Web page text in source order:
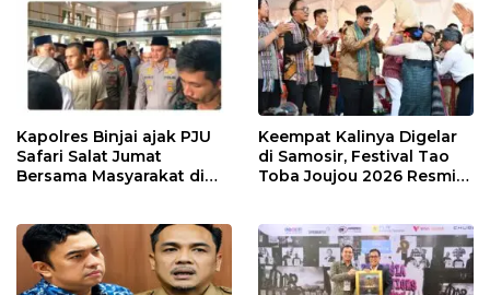
Kapolres Binjai ajak PJU
Safari Salat Jumat
Bersama Masyarakat di
Keempat Kalinya Digelar
di Samosir, Festival Tao
Toba Joujou 2026 Resmi